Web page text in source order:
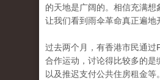
的天地是广阔的。相信充满想
让我们看到雨伞革命真正遍地
过去两个月，有香港市民通过
合作运动，讨论得比较多的是
以及推迟支付公共住房租金等。